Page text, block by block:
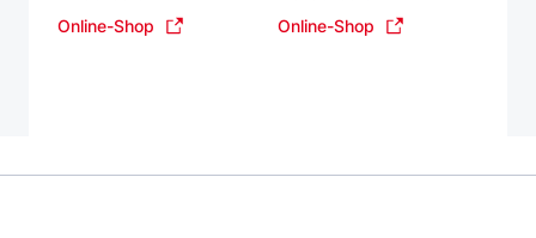
Online-Shop
Online-Shop